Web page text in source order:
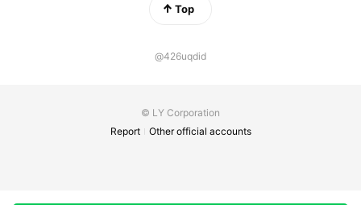
Top
@426uqdid
© LY Corporation
Report
Other official accounts